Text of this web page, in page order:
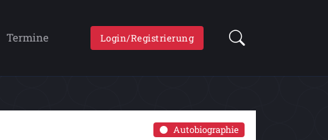
Termine Login/Registrierung
Autobiographie